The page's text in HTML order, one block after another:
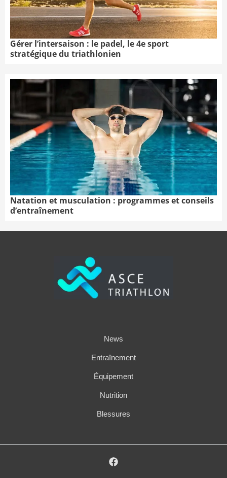
Gérer l’intersaison : le padel, le 4e sport
stratégique du triathlonien
Natation et musculation : programmes et conseils
d’entraînement
News
Entraînement
Équipement
Nutrition
Blessures